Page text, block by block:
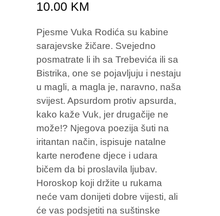
10.00 KM
Pjesme Vuka Rodića su kabine
sarajevske žičare. Svejedno
posmatrate li ih sa Trebevića ili sa
Bistrika, one se pojavljuju i nestaju
u magli, a magla je, naravno, naša
svijest. Apsurdom protiv apsurda,
kako kaže Vuk, jer drugačije ne
može!? Njegova poezija šuti na
iritantan način, ispisuje natalne
karte nerođene djece i udara
bičem da bi proslavila ljubav.
Horoskop koji držite u rukama
neće vam donijeti dobre vijesti, ali
će vas podsjetiti na suštinske